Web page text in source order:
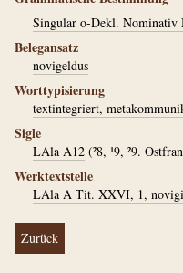
Singular o-Dekl. Nominativ
Belegansatz
novigeldus
Worttypisierung
textintegriert,
Sigle
LAla A12 (²8, ¹9, ²9.
Werktextstelle
LAla A Tit. XXVI, 1,
Zurück